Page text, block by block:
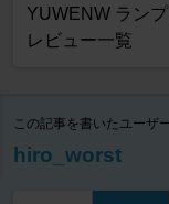
YUWENW ラン
レビュー一覧
この記事を書いたユーザ
hiro_worst